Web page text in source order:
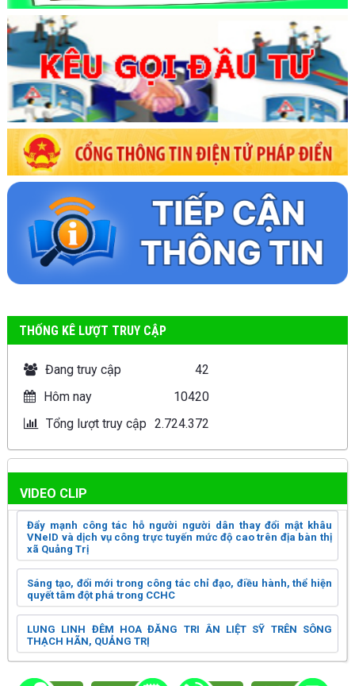
THỐNG KÊ LƯỢT TRUY CẬP
Đang truy cập
42
Hôm nay
10420
Tổng lượt truy cập 2.724.372
VIDEO CLIP
Đẩy mạnh công tác hỗ người người dân thay đổi mật khâu
VNeID và dịch vụ công trực tuyến mức độ cao trên địa bàn thị
xã Quảng Trị
Sáng tạo, đổi mới trong công tác chỉ đạo, điều hành, thể hiện
quyết tâm đột phá trong CCHC
LUNG LINH ĐÊM HOA ĐĂNG TRI ÂN LIỆT SỸ TRÊN SÔNG
THẠCH HÃN, QUẢNG TRỊ